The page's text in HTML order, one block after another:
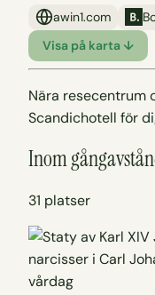
awin1.com
Visa på karta ↓
Nära resecentrum
Scandichotell för
Inom
31 platser